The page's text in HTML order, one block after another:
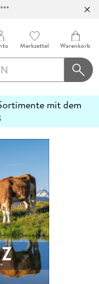
Merkzettel Warenkorb
mit dem